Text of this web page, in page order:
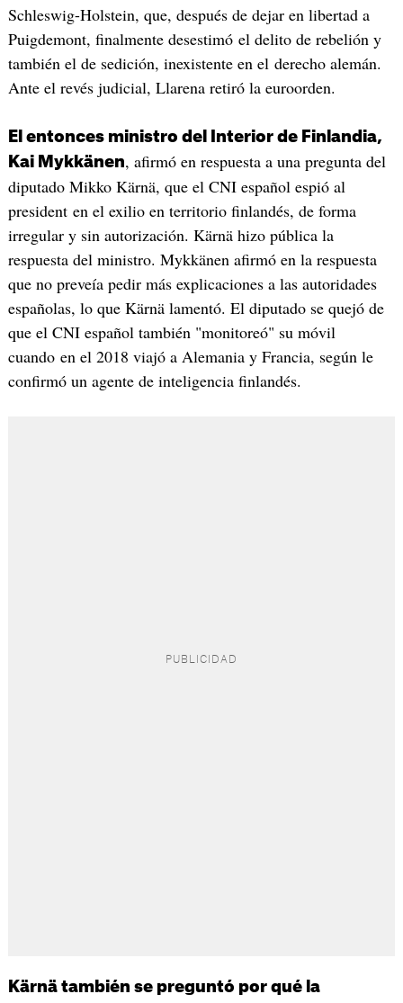
Schleswig-Holstein, que, después de dejar en libertad a
Puigdemont, finalmente desestimó el delito de rebelión y
también el de sedición, inexistente en el derecho alemán.
Ante el revés judicial, Llarena retiró la euroorden.
El entonces ministro del Interior de Finlandia,
Kai Mykkänen, afirmó en respuesta a una pregunta del
diputado Mikko Kärnä, que el CNI español espió al
president en el exilio en territorio finlandés, de forma
irregular y sin autorización. Kärnä hizo pública la
respuesta del ministro. Mykkänen afirmó en la respuesta
que no preveía pedir más explicaciones a las autoridades
españolas, lo que Kärnä lamentó. El diputado se quejó de
que el CNI español también "monitoreó" su móvil
cuando en el 2018 viajó a Alemania y Francia, según le
confirmó un agente de inteligencia finlandés.
Kärnä también se preguntó por qué la